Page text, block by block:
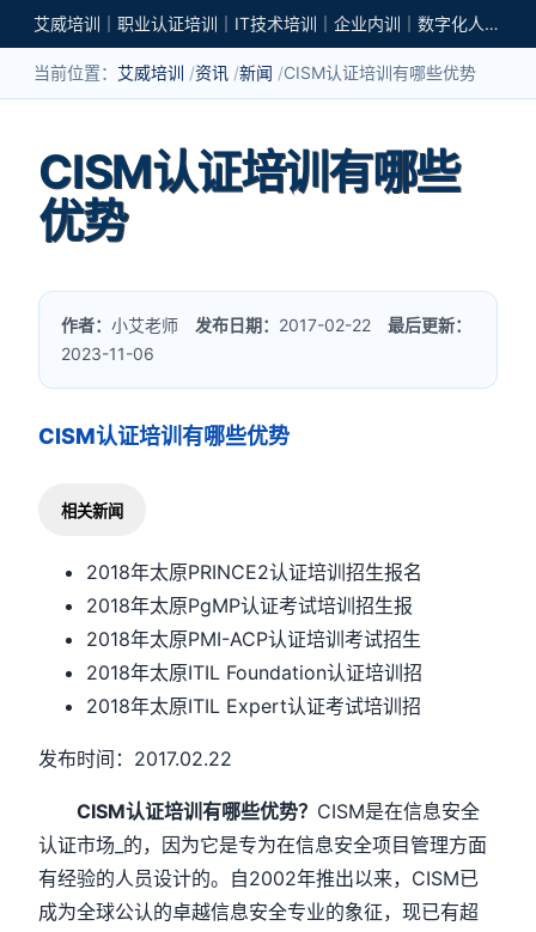
艾威培训｜职业认证培训｜IT技术培训｜企业内训｜数字化人才培养
当前位置： 艾威培训 资讯 新闻 CISM认证培训有哪些优势
CISM认证培训有哪些
优势
作者：小艾老师 发布日期： 2017-02-22最后更新：
2023-11-06
CISM认证培训有哪些优势
相关新闻
2018年太原PRINCE2认证培训招生报名
2018年太原PgMP认证考试培训招生报
2018年太原PMI-ACP认证培训考试招生
2018年太原ITIL Foundation认证培训招
2018年太原ITIL Expert认证考试培训招
发布时间：2017.02.22
CISM认证培训有哪些优势？ CISM是在信息安全
认证市场_的，因为它是专为在信息安全项目管理方面
有经验的人员设计的。自2002年推出以来，CISM已
成为全球公认的卓越信息安全专业的象征，现已有超